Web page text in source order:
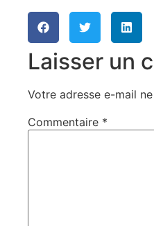
Laisser un
Votre adresse e-mail
Commentaire *